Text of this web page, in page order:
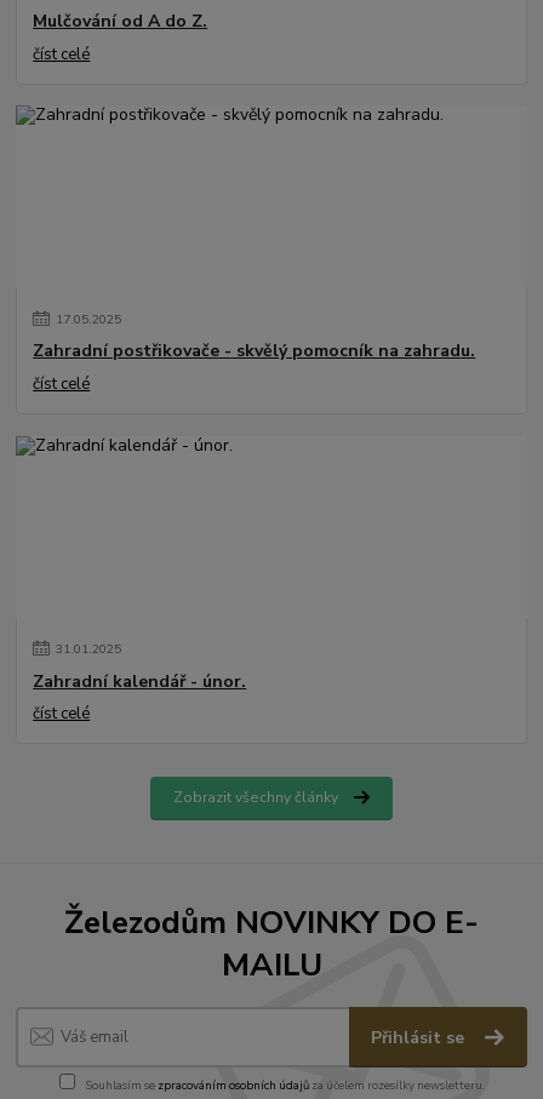
Mulčování od A do Z.
číst celé
17.05.2025
Zahradní postřikovače - skvělý pomocník na zahradu.
číst celé
31.01.2025
Zahradní kalendář - únor.
číst celé
Zobrazit všechny články
Železodům NOVINKY DO E-
MAILU
Přihlásit se
Souhlasím se zpracováním osobních údajůza účelem rozesílky newsletteru.